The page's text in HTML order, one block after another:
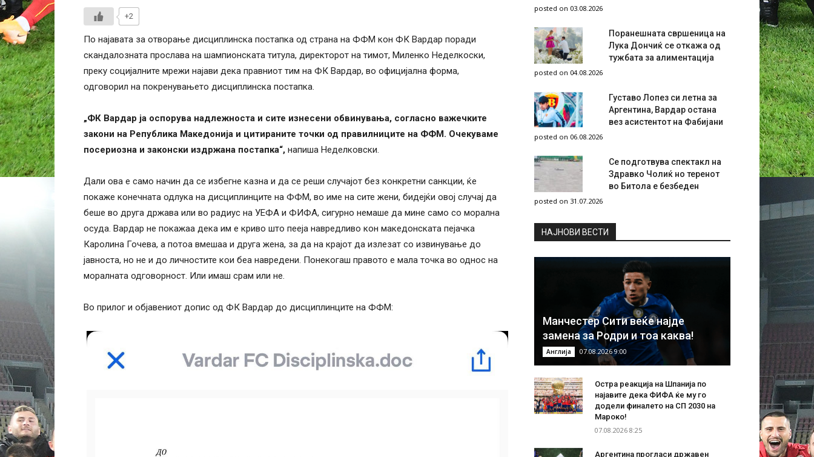
+2
По најавата за отворање дисциплинска постапка од страна на ФФМ кон ФК Вардар поради
скандалозната прослава на шампионската титула, директорот на тимот, Миленко Неделкоски,
преку социјалните мрежи најави дека правниот тим на ФК Вардар, во официјална форма,
одговорил на покренувањето дисциплинска постапка.
„ФК Вардар ја оспорува надлежноста и сите изнесени обвинувања, согласно важечките
закони на Република Македонија и цитираните точки од правилниците на ФФМ. Очекуваме
посериозна и законски издржана постапка“, напиша Неделковски.
Дали ова е само начин да се избегне казна и да се реши случајот без конкретни санкции, ќе
покаже конечната одлука на дисциплинците на ФФМ, во име на сите жени, бидејќи овој случај да
беше во друга држава или во радиус на УЕФА и ФИФА, сигурно немаше да мине само со морална
осуда. Вардар не покажаа дека им е криво што пееја навредливо кон македонската пејачка
Каролина Гочева, а потоа вмешаа и друга жена, за да на крајот да излезат со извинување до
јавноста, но не и до личностите кои беа навредени. Понекогаш правото е мала точка во однос на
моралната одговорност. Или имаш срам или не.
Во прилог и објавениот допис од ФК Вардар до дисциплинците на ФФМ:
posted on 03.08.2026
Поранешната свршеница на
Лука Дончиќ се откажа од
тужбата за алиментација
posted on 04.08.2026
Густаво Лопез си летна за
Аргентина, Вардар остана
вез асистентот на Фабијани
posted on 06.08.2026
Се подготвува спектакл на
Здравко Чолиќ но теренот
во Битола е безбеден
posted on 31.07.2026
НAЈНОВИ ВЕСТИ
Манчестер Сити веќе најде
замена за Родри и тоа каква!
Англија 07.08.2026 9:00
Остра реакција на Шпанија по
најавите дека ФИФА ќе му го
додели финалето на СП 2030 на
Мароко!
07.08.2026 8:25
Аргентина прогласи државен